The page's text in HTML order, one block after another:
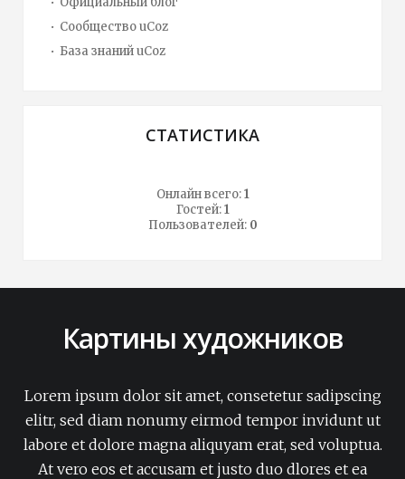
Сообщество uCoz
База знаний uCoz
СТАТИСТИКА
Онлайн всего:1
Гостей:1
Пользователей: 0
Картины художников
Lorem ipsum dolor sit amet, consetetur sadipscing
elitr, sed diam nonumy eirmod tempor invidunt ut
labore et dolore magna aliquyam erat, sed voluptua.
At vero eos et accusam et justo duo dlores et ea